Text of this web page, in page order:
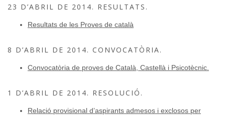
23 D’ABRIL DE 2014. RESULTATS.
Resultats de les Proves de català
8 D’ABRIL DE 2014. CONVOCATÒRIA.
Convocatòria de proves de Català, Castellà i Psicotècnic.
1 D’ABRIL DE 2014. RESOLUCIÓ.
Relació provisional d’aspirants admesos i exclosos per